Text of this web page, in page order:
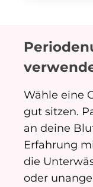
Wähle eine
gut sitzen.
an deine
Erfahrung
die
oder